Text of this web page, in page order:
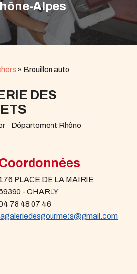
Alpes
» Brouillon auto
DES
- Département Rhône
Coordonnées
176 PLACE DE LA MAIRIE
- CHARLY
78 48 07 46
lagaleriedesgourmets@gmail.com